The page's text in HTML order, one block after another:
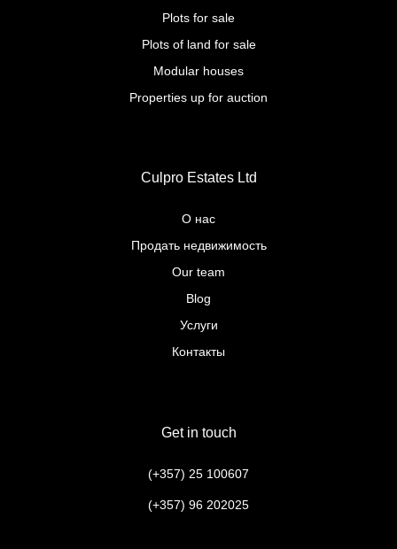
Culpro Estates Ltd
Get in touch
Plots for sale
Plots of land for sale
Modular houses
Properties up for auction
О нас
Продать недвижимость
Our team
Blog
Услуги
Контакты
(+357) 25 100607
(+357) 96 202025